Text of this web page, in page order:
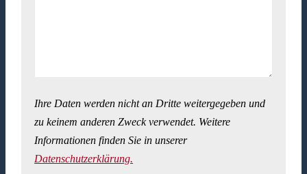
Ihre Daten werden nicht an Dritte weitergegeben und
zu keinem anderen Zweck verwendet. Weitere
Informationen finden Sie in unserer
Datenschutzerklärung.